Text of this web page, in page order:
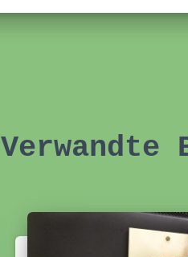
Verwandte